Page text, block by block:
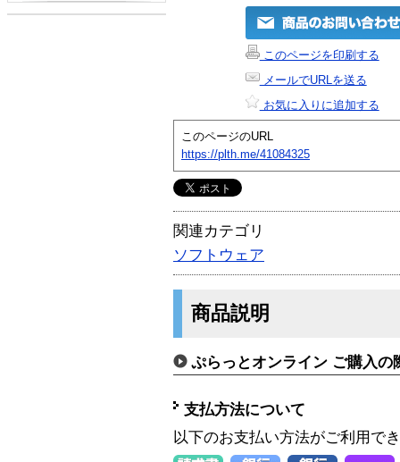
このページを印刷する
メールでURLを送る
お気に入りに追加する
このページのURL
https://plth.me/41084325
関連カテゴリ
ソフトウェア
商品説明
ぷらっとオンライン ご購入の
支払方法について
以下のお支払い方法がご利用で